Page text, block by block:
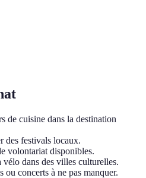
de cuisine dans la destination
des festivals locaux.
volontariat disponibles.
dans des villes culturelles.
ou concerts à ne pas manquer.